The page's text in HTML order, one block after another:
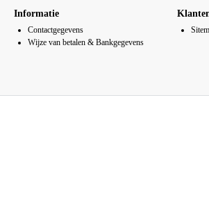
Informatie
Contactgegevens
Wijze van betalen & Bankgegevens